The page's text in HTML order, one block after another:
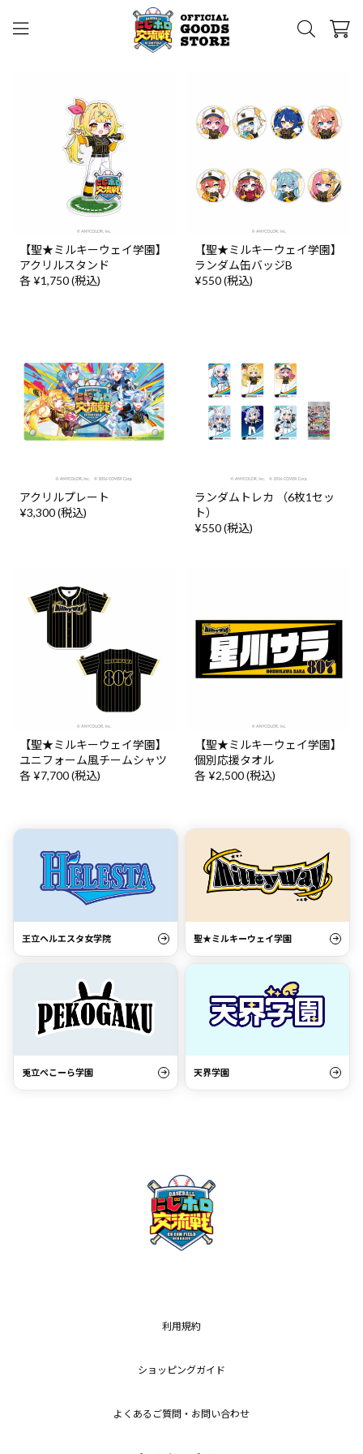
【聖★ミルキーウェイ学園】
アクリルスタンド
各 ¥1,750 (税込)
【聖★ミルキーウェイ学園】
ランダム缶バッジB
¥550 (税込)
アクリルプレート
¥3,300 (税込)
ランダムトレカ （6枚1セッ
ト）
¥550 (税込)
【聖★ミルキーウェイ学園】
ユニフォーム風チームシャツ
各 ¥7,700 (税込)
【聖★ミルキーウェイ学園】
個別応援タオル
各 ¥2,500 (税込)
王立ヘルエスタ女学院 聖★ミルキーウェイ学園
兎立ぺこーら学園 天界学園
利用規約
ショッピングガイド
よくあるご質問・お問い合わせ